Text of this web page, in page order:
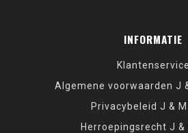
INFORMATIE
Klantenservice
Algemene voorwaarden J
Privacybeleid J &
Herroepingsrecht J &